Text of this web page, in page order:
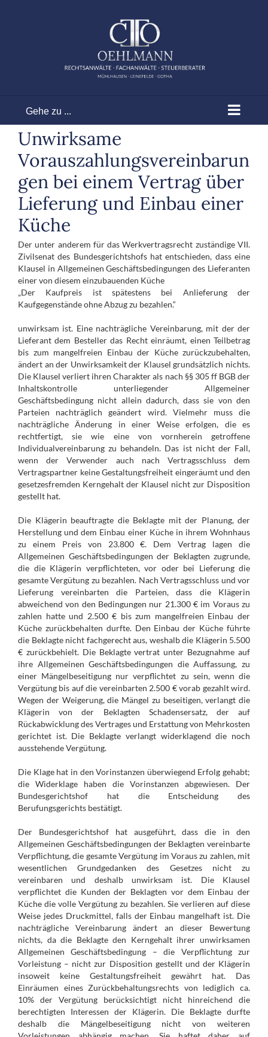
Gehe zu ...
Unwirksame
Vorauszahlungsvereinbarun
gen bei einem Vertrag über
Lieferung und Einbau einer
Küche
Der unter anderem für das Werkvertragsrecht zuständige VII.
Zivilsenat des Bundesgerichtshofs hat entschieden, dass eine
Klausel in Allgemeinen Geschäftsbedingungen des Lieferanten
einer von diesem einzubauenden Küche
„Der Kaufpreis ist spätestens bei Anlieferung der
Kaufgegenstände ohne Abzug zu bezahlen.“
unwirksam ist. Eine nachträgliche Vereinbarung, mit der der
Lieferant dem Besteller das Recht einräumt, einen Teilbetrag
bis zum mangelfreien Einbau der Küche zurückzubehalten,
ändert an der Unwirksamkeit der Klausel grundsätzlich nichts.
Die Klausel verliert ihren Charakter als nach §§ 305 ff BGB der
Inhaltskontrolle unterliegender Allgemeiner
Geschäftsbedingung nicht allein dadurch, dass sie von den
Parteien nachträglich geändert wird. Vielmehr muss die
nachträgliche Änderung in einer Weise erfolgen, die es
rechtfertigt, sie wie eine von vornherein getroffene
Individualvereinbarung zu behandeln. Das ist nicht der Fall,
wenn der Verwender auch nach Vertragsschluss dem
Vertragspartner keine Gestaltungsfreiheit eingeräumt und den
gesetzesfremden Kerngehalt der Klausel nicht zur Disposition
gestellt hat.
Die Klägerin beauftragte die Beklagte mit der Planung, der
Herstellung und dem Einbau einer Küche in ihrem Wohnhaus
zu einem Preis von 23.800 €. Dem Vertrag lagen die
Allgemeinen Geschäftsbedingungen der Beklagten zugrunde,
die die Klägerin verpflichteten, vor oder bei Lieferung die
gesamte Vergütung zu bezahlen. Nach Vertragsschluss und vor
Lieferung vereinbarten die Parteien, dass die Klägerin
abweichend von den Bedingungen nur 21.300 € im Voraus zu
zahlen hatte und 2.500 € bis zum mangelfreien Einbau der
Küche zurückbehalten durfte. Den Einbau der Küche führte
die Beklagte nicht fachgerecht aus, weshalb die Klägerin 5.500
€ zurückbehielt. Die Beklagte vertrat unter Bezugnahme auf
ihre Allgemeinen Geschäftsbedingungen die Auffassung, zu
einer Mängelbeseitigung nur verpflichtet zu sein, wenn die
Vergütung bis auf die vereinbarten 2.500 € vorab gezahlt wird.
Wegen der Weigerung, die Mängel zu beseitigen, verlangt die
Klägerin von der Beklagten Schadensersatz, der auf
Rückabwicklung des Vertrages und Erstattung von Mehrkosten
gerichtet ist. Die Beklagte verlangt widerklagend die noch
ausstehende Vergütung.
Die Klage hat in den Vorinstanzen überwiegend Erfolg gehabt;
die Widerklage haben die Vorinstanzen abgewiesen. Der
Bundesgerichtshof hat die Entscheidung des
Berufungsgerichts bestätigt.
Der Bundesgerichtshof hat ausgeführt, dass die in den
Allgemeinen Geschäftsbedingungen der Beklagten vereinbarte
Verpflichtung, die gesamte Vergütung im Voraus zu zahlen, mit
wesentlichen Grundgedanken des Gesetzes nicht zu
vereinbaren und deshalb unwirksam ist. Die Klausel
verpflichtet die Kunden der Beklagten vor dem Einbau der
Küche die volle Vergütung zu bezahlen. Sie verlieren auf diese
Weise jedes Druckmittel, falls der Einbau mangelhaft ist. Die
nachträgliche Vereinbarung ändert an dieser Bewertung
nichts, da die Beklagte den Kerngehalt ihrer unwirksamen
Allgemeinen Geschäftsbedingung – die Verpflichtung zur
Vorleistung – nicht zur Disposition gestellt und der Klägerin
insoweit keine Gestaltungsfreiheit gewährt hat. Das
Einräumen eines Zurückbehaltungsrechts von lediglich ca.
10% der Vergütung berücksichtigt nicht hinreichend die
berechtigten Interessen der Klägerin. Die Beklagte durfte
deshalb die Mängelbeseitigung nicht von weiteren